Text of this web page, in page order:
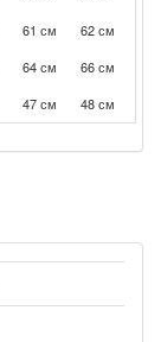
61 см
62 см
64 см
66 см
47 см 48 см